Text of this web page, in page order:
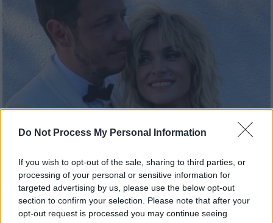
Do Not Process My Personal Information
If you wish to opt-out of the sale, sharing to third parties, or
processing of your personal or sensitive information for
targeted advertising by us, please use the below opt-out
section to confirm your selection. Please note that after your
opt-out request is processed you may continue seeing
Lifestyle|10.10.2020 22:22
Ελεωνόρα Ζουγανέλη - Σπύρος
Δημητρίου: Στιγμιότυπα από τον γάμο
τους στις Σπέτσες